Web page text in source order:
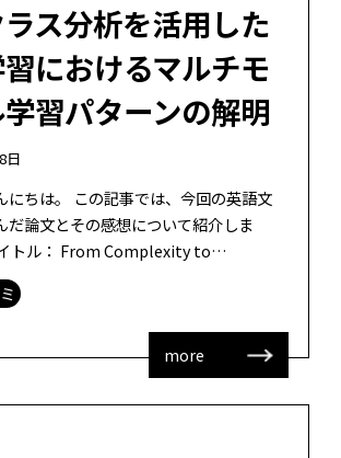
ス分析を活用した
におけるマルチモ
習パターンの解明
日
にちは。 この記事では、今回の英語文
だ論文とその感想について紹介しま
トル： From Complexity to
Integrating Latent Clas […]
more